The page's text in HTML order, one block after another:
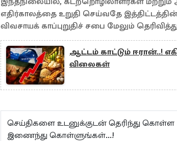
எதிர்காலத்தை உறுதி செய்வதே
விவசாயக் காப்புறுதிச் சபை மேலும்
ஆட்டம் காட்டும் ஈரான்..!
விலைகள்
செய்திகளை உடனுக்குடன் தெரிந்து கொள்ள
இணைந்து கொள்ளுங்கள்...!